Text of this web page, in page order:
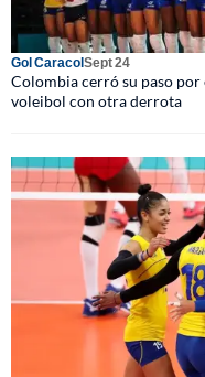
Gol CaracolSept 24
Colombia cerró su paso
voleibol con otra derrota